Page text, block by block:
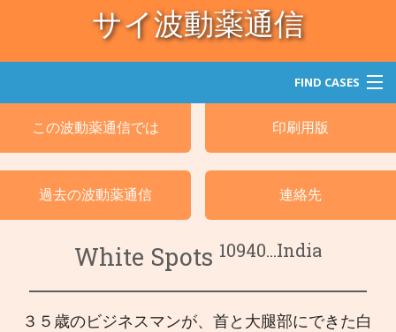
サイ波動薬通信
FIND CASES
探索
言語
この波動薬通信では 印刷用版
過去の波動薬通信 連絡先
White Spots 10940...India
３５歳のビジネスマンが、首と大腿部にできた白